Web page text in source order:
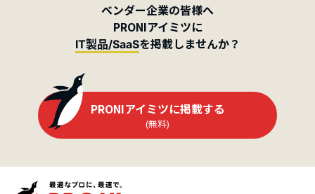
ベンダー企業の皆様へ
PRONIアイミツに
IT製品/SaaSを掲載しませんか？
PRONIアイミツに掲載する
(無料)